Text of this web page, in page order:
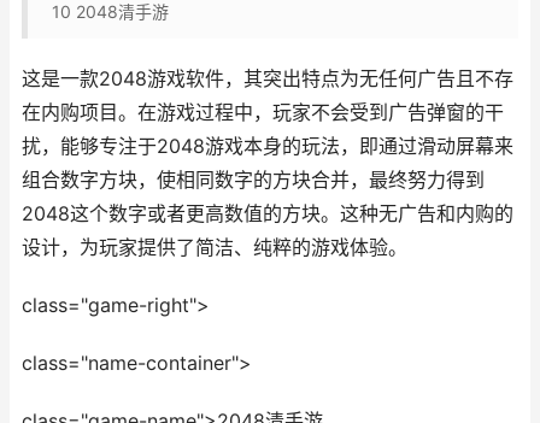
10 2048清手游
这是一款2048游戏软件，其突出特点为无任何广告且不存
在内购项目。在游戏过程中，玩家不会受到广告弹窗的干
扰，能够专注于2048游戏本身的玩法，即通过滑动屏幕来
组合数字方块，使相同数字的方块合并，最终努力得到
2048这个数字或者更高数值的方块。这种无广告和内购的
设计，为玩家提供了简洁、纯粹的游戏体验。
class="game-right">
class="name-container">